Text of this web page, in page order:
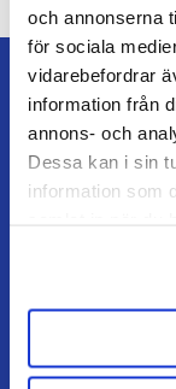
och annonserna
för sociala
vidarebefordrar
information från
annons- och
Dessa kan i sin
information som
TEAM